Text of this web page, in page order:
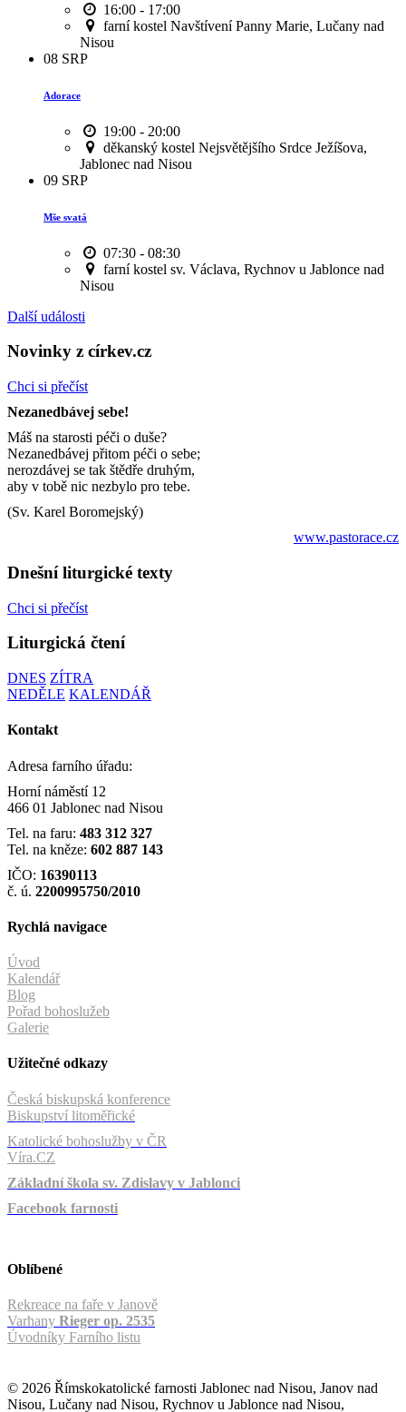
16:00 - 17:00
farní kostel Navštívení Panny Marie, Lučany nad
Nisou
08 SRP
Adorace
19:00 - 20:00
děkanský kostel Nejsvětějšího Srdce Ježíšova,
Jablonec nad Nisou
09 SRP
Mše svatá
07:30 - 08:30
farní kostel sv. Václava, Rychnov u Jablonce nad
Nisou
Další události
Novinky z církev.cz
Chci si přečíst
Nezanedbávej sebe!
Máš na starosti péči o duše?
Nezanedbávej přitom péči o sebe;
nerozdávej se tak štědře druhým,
aby v tobě nic nezbylo pro tebe.
(Sv. Karel Boromejský)
www.pastorace.cz
Dnešní liturgické texty
Chci si přečíst
Liturgická čtení
DNES ZÍTRA
NEDĚLE KALENDÁŘ
Kontakt
Adresa farního úřadu:
Horní náměstí 12
466 01 Jablonec nad Nisou
Tel. na faru: 483 312 327
Tel. na kněze: 602 887 143
IČO: 16390113
č. ú. 2200995750/2010
Rychlá navigace
Úvod
Kalendář
Blog
Pořad bohoslužeb
Galerie
Užitečné odkazy
Česká biskupská konference
Biskupství litoměřické
Katolické bohoslužby v ČR
Víra.CZ
Základní škola sv. Zdislavy v Jablonci
Facebook farnosti
Oblíbené
Rekreace na faře v Janově
Varhany Rieger op. 2535
Úvodníky Farního listu
© 2026 Římskokatolické farnosti Jablonec nad Nisou, Janov nad
Nisou, Lučany nad Nisou, Rychnov u Jablonce nad Nisou,